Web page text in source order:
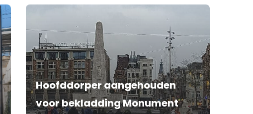
Hoofddorper aangehouden
voor bekladding Monument